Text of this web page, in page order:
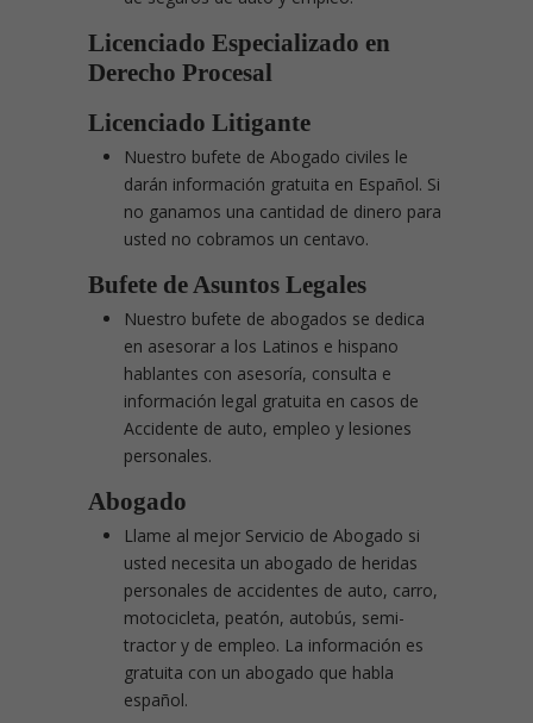
Licenciado Especializado en
Derecho Procesal
Licenciado Litigante
Nuestro bufete de Abogado civiles le
darán información gratuita en Español. Si
no ganamos una cantidad de dinero para
usted no cobramos un centavo.
Bufete de Asuntos Legales
Nuestro bufete de abogados se dedica
en asesorar a los Latinos e hispano
hablantes con asesoría, consulta e
información legal gratuita en casos de
Accidente de auto, empleo y lesiones
personales.
Abogado
Llame al mejor Servicio de Abogado si
usted necesita un abogado de heridas
personales de accidentes de auto, carro,
motocicleta, peatón, autobús, semi-
tractor y de empleo. La información es
gratuita con un abogado que habla
español.